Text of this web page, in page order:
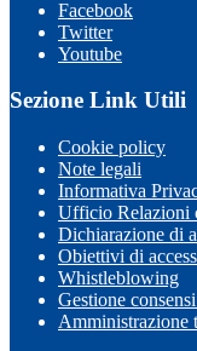
Facebook
Twitter
Youtube
Sezione Link Utili
Cookie policy
Note legali
Informativa
Ufficio Relazioni
Dichiarazione di
Obiettivi di
Whistleblowing
Gestione
Amministrazione